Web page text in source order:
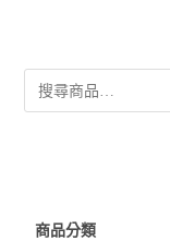
商品分類